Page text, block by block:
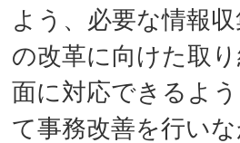
よう、必要な情報
の改革に向けた取
面に対応できるよ
て事務改善を行い